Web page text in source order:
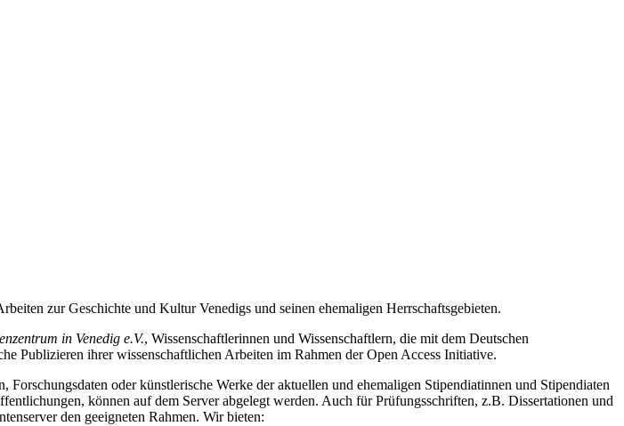
zur Geschichte und Kultur Venedigs und seinen ehemaligen Herrschaftsgebieten.
in Venedig e.V., Wissenschaftlerinnen und Wissenschaftlern, die mit dem Deutschen
Publizieren ihrer wissenschaftlichen Arbeiten im Rahmen der Open Access Initiative.
oder künstlerische Werke der aktuellen und ehemaligen Stipendiatinnen und Stipendiaten
können auf dem Server abgelegt werden. Auch für Prüfungsschriften, z.B. Dissertationen und
den geeigneten Rahmen. Wir bieten: